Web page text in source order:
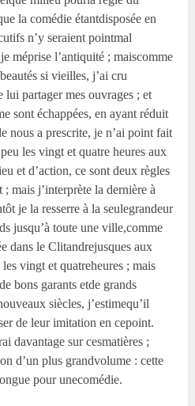
la comédie étantdisposée en
n’y seraient pointmal
méprise l’antiquité ; maiscomme
si vieilles, j’ai cru
lui partager mes ouvrages ; et
sont échappées, en ayant réduit
nous a prescrite, je n’ai point fait
les vingt et quatre heures aux
et d’action, ce sont deux règles
mais j’interprète la dernière à
je la resserre à la seulegrandeur
jusqu’à toute une ville,comme
dans le Clitandrejusques aux
vingt et quatreheures ; mais
bons garants etde grands
siècles, j’estimequ’il
de leur imitation en cepoint.
davantage sur cesmatières ;
d’un plus grandvolume : cette
pour unecomédie.